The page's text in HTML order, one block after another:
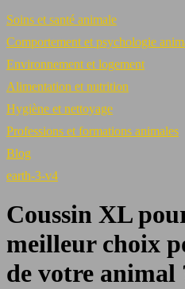
Soins et santé animale
Comportement et psychologie
Environnement et logement
Alimentation et nutrition
Hygiène et nettoyage
Professions et formations animales
Blog
earth-3-v4
Coussin XL
meilleur choix
de votre animal